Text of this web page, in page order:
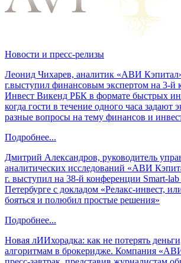
Новости и пресс-релизы
Леонид Чихарев, аналитик «АВИ
г.выступил финансовым экспертом на 3-й
Инвест Викенд РБК в формате быстрых
когда гости в течение одного часа задают
разные вопросы на тему финансов и
Подробнее...
Дмитрий Александров, руководитель
аналитических исследований «АВИ
г. выступил на 38-й конференции Smart-
Петербурге с докладом «Релакс-инвест,
бояться и полюбил простые решения»
Подробнее...
Новая лИИхорадка: как не потерять
алгоритмам в брокеридже. Компания